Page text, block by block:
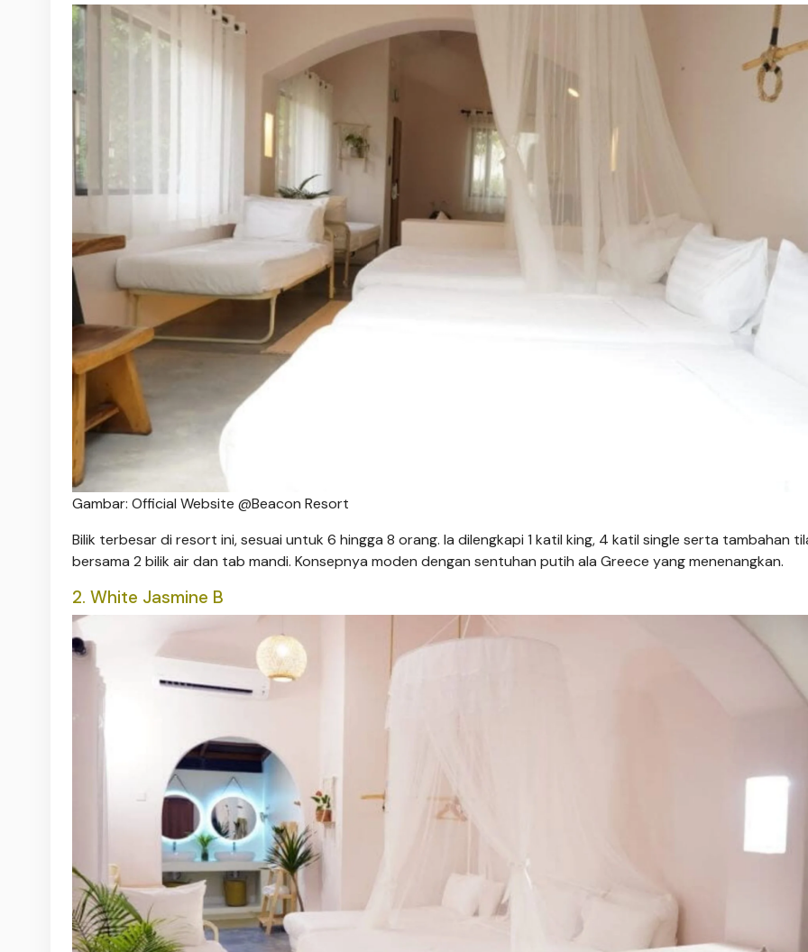
Gambar: Official Website @Beacon Resort
Bilik terbesar di resort ini, sesuai untuk 6 hingga 8 orang. Ia dilengkapi 1 katil king, 4 katil single serta tambahan
bersama 2 bilik air dan tab mandi. Konsepnya moden dengan sentuhan putih ala Greece yang menenangkan.
2. White Jasmine B